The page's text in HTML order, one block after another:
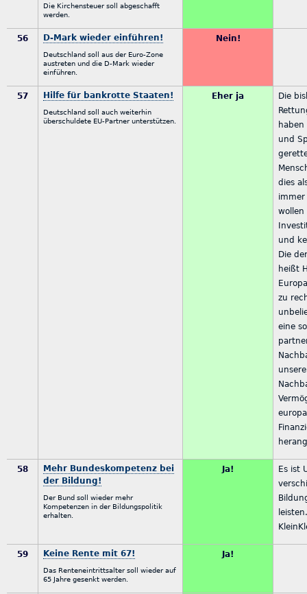
Die Kirchensteuer soll abgeschafft
werden.
56 D-Mark wieder einführen!
Deutschland soll aus der Euro-Zone
austreten und die D-Mark wieder
einführen.
Nein!
57 Hilfe für bankrotte Staaten!
Deutschland soll auch weiterhin
überschuldete EU-Partner unterstützen.
Eher ja
Die
und
dies
wollen
und
Die
heißt
zu
eine
58
Mehr Bundeskompetenz bei
der Bildung!
Der Bund soll wieder mehr
Kompetenzen in der Bildungspolitik
erhalten.
Ja!
Es ist
59 Keine Rente mit 67!
Das Renteneintrittsalter soll wieder auf
65 Jahre gesenkt werden.
Ja!